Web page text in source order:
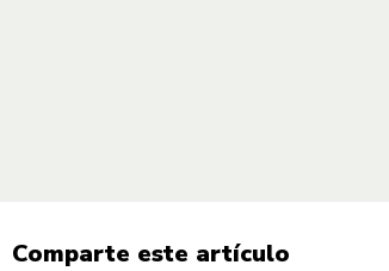
Comparte este artículo